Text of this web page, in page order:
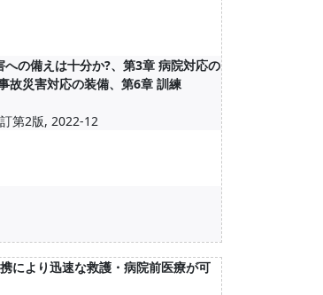
の備えは十分か?、第3章 病院対応の
故災害対応の装備、第6章 訓練
第2版, 2022-12
により迅速な救護・病院前医療が可